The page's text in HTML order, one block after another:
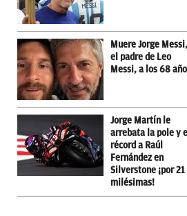
Muere Jorge Messi,
el padre de Leo
Messi, a los 68
Jorge Martín le
arrebata la pole y el
récord a Raúl
Fernández en
Silverstone ¡por 21
milésimas!